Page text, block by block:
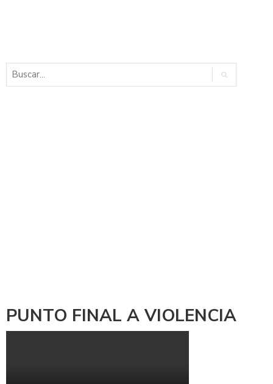
PUNTO FINAL A VIOLENCIA